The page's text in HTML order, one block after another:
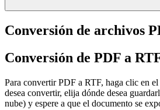
Conversión de archivos
Conversión de PDF a
Para convertir PDF a RTF, haga clic en
desea convertir, elija dónde desea
nube) y espere a que el documento se